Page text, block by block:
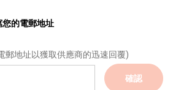
您的電郵地址
郵地址以獲取供應商的迅速回覆)
確認